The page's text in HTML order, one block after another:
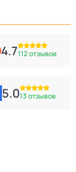
4.7112 отзывов
5.013 отзывов